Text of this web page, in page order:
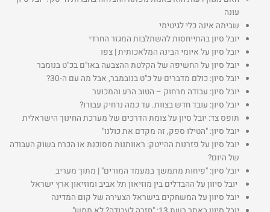
עונה
שביתה אינה כלי לגיטימי
יובל סיון בהתייחסות להשתלבות המגזר החרדי
יובל סיון על איומי הבינה המלאכותית | צפו
יובל סיון על החשיפה של הקלטת ההצבעה באו"ם בכ"ט בנומבר
יובל סיון: כולם מדברים על כ"ט בנובמבר, אבל מה עם ה-30?
יובל סיון: עבודה מרחוק – הטוב הרע והמכוער
יובל סיון: עובד חדש בצוות. עד כמה נרחיק עבורו?
תופס צד: יובל סיון על צומת הדרכים של מערכת החינוך הישראלית
יובל סיון: "הטילו ספק, זה מקדם את כולנו"
יובל סיון על פזרנות ההייטק: ראוותנות מסוכנת או הכרח בשוק העבודה
של היום?
יובל סיון: "פיחות מתמשך במעמד המורים" | מתוך מעריב
יובל סיוון על ההבדלים בין מוזיאון תל אביב ומוזיאון ארץ ישראל
יובל סיוון על המשחקים בישראל הצעירה של קום המדינה